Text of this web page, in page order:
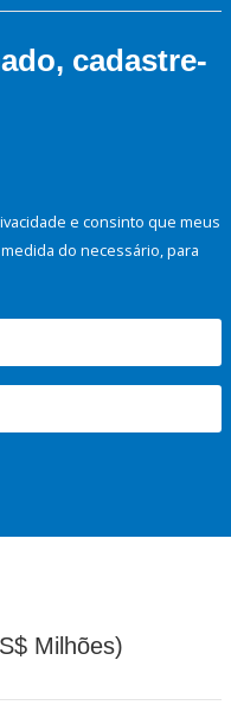
cadastre-
e consinto que meus
do necessário, para
Milhões)